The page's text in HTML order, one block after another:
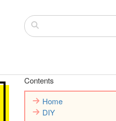
Contents
Home
DIY